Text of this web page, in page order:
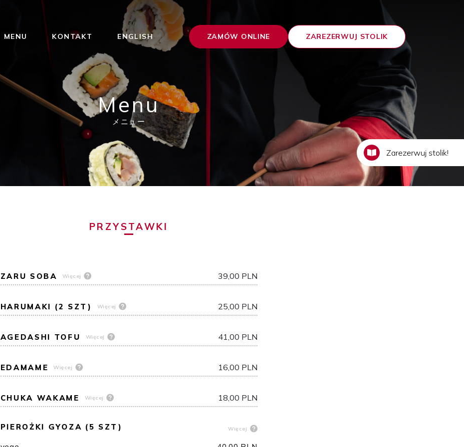
MENU KONTAKT ENGLISH ZAMÓW ONLINE ZAREZERWUJ STOLIK
Menu
メニュー
Zarezerwuj stolik!
PRZYSTAWKI
ZARU SOBA Więcej 39,00 PLN
HARUMAKI (2 SZT) Więcej 25,00 PLN
AGEDASHI TOFU Więcej 41,00 PLN
EDAMAME Więcej 16,00 PLN
CHUKA WAKAME Więcej 18,00 PLN
PIEROŻKI GYOZA (5 SZT) Więcej